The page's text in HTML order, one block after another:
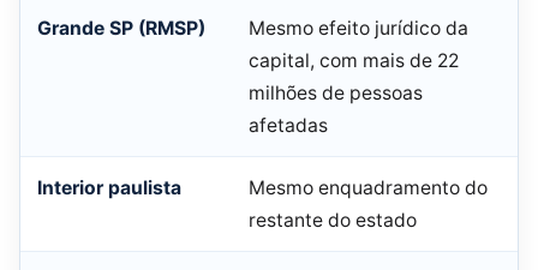
Grande SP (RMSP)
Mesmo efeito jurídico da
capital, com mais de 22
milhões de pessoas
afetadas
Interior paulista
Mesmo enquadramento do
restante do estado